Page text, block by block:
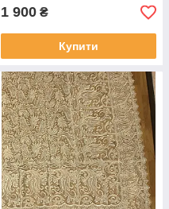
1 900 ₴
Купити